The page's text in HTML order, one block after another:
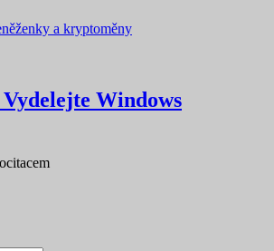
a kryptoměny
Windows